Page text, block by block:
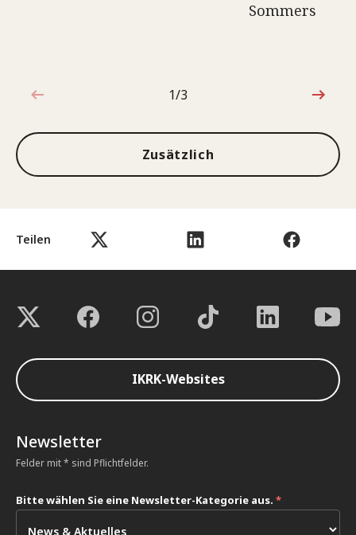
Teilen
Sommers
1von3
1/3
Zusätzlich
IKRK-Websites
Newsletter
Felder mit * sind Pflichtfelder.
Bitte wählen Sie eine Newsletter-Kategorie aus. *